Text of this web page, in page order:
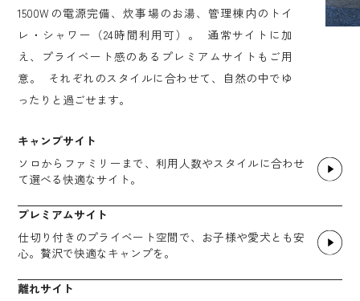
1500Wの電源完備、炊事場のお湯、管理棟内のトイ
レ・シャワー（24時間利用可）。 通常サイトに加
え、プライベート感のあるプレミアムサイトもご用
意。 それぞれのスタイルに合わせて、自然の中でゆ
ったりと過ごせます。
キャンプサイト
ソロからファミリーまで、利用人数やスタイルに合わせ
て選べる快適なサイト。
プレミアムサイト
仕切り付きのプライベート空間で、お子様や愛犬とも安
心。贅沢で快適なキャンプを。
離れサイト